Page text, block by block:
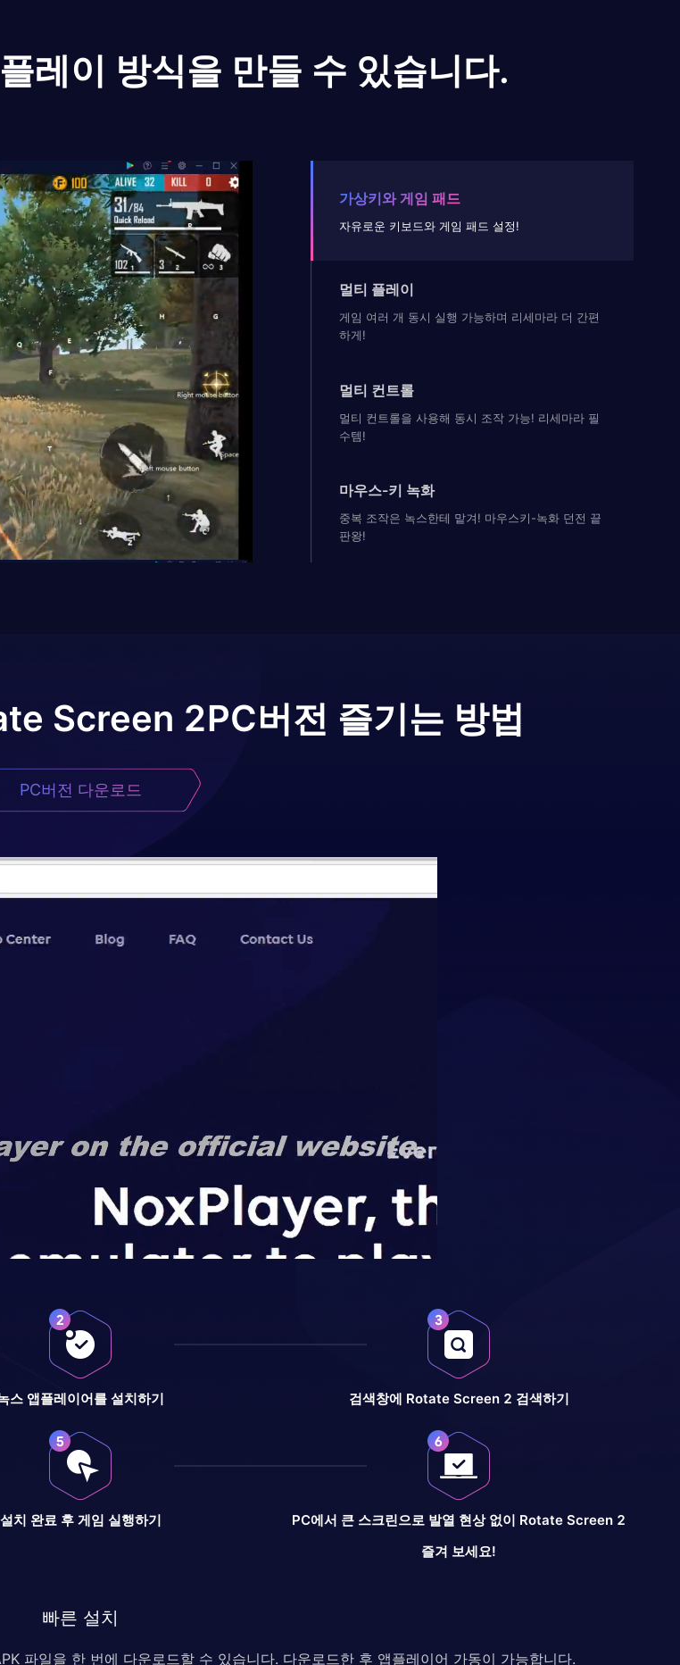
레이 방식을 만들 수 있습니다.
가상키와 게임 패드
자유로운 키보드와 게임 패드 설정!
멀티 플레이
게임 여러 개 동시 실행 가능하며 리세마라 더 간편
하게!
멀티 컨트롤
멀티 컨트롤을 사용해 동시 조작 가능! 리세마라 필
수템!
마우스-키 녹화
중복 조작은 녹스한테 맡겨! 마우스키-녹화 던전 끝
판왕!
Screen 2PC버전 즐기는 방법
PC버전 다운로드
스 앱플레이어를 설치하기 검색창에 Rotate Screen 2 검색하기
설치 완료 후 게임 실행하기
PC에서 큰 스크린으로 발열 현상 없이 Rotate Screen 2
즐겨 보세요!
빠른 설치
파일을 한 번에 다운로드할 수 있습니다. 다운로드한 후 앱플레이어 가동이 가능합니다.